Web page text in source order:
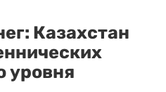
Казахстан
уровня